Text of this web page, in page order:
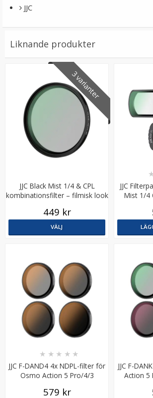
★★
79 kr
LÄGG I VARUKORG
JJC
Liknande produkter
3 varianter
JJC Black Mist 1/4 & CPL
kombinationsfilter – filmisk look
449 kr
VÄLJ
JJC
Mist 1/4
JJC F-DAND4 4x NDPL-filter för
Osmo Action 5 Pro/4/3
★ ★ ★ ★ ★
579 kr
JJC F-
Action 5